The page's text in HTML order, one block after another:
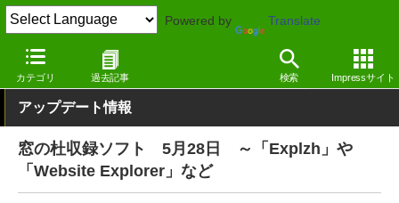
Powered by Translate
カテゴリ 過去記事 検索 Impressサイト
窓の杜 その他の話題 アップデート
アップデート情報
窓の杜収録ソフト 5月28日 ～「Explzh」や
「Website Explorer」など